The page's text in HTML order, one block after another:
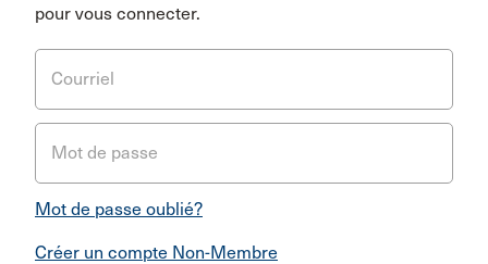
pour vous connecter.
Courriel
Mot de passe
Mot de passe oublié?
Créer un compte Non-Membre